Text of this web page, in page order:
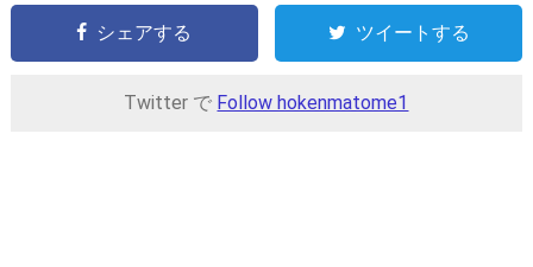
シェアする ツイートする
Twitter で Follow hokenmatome1